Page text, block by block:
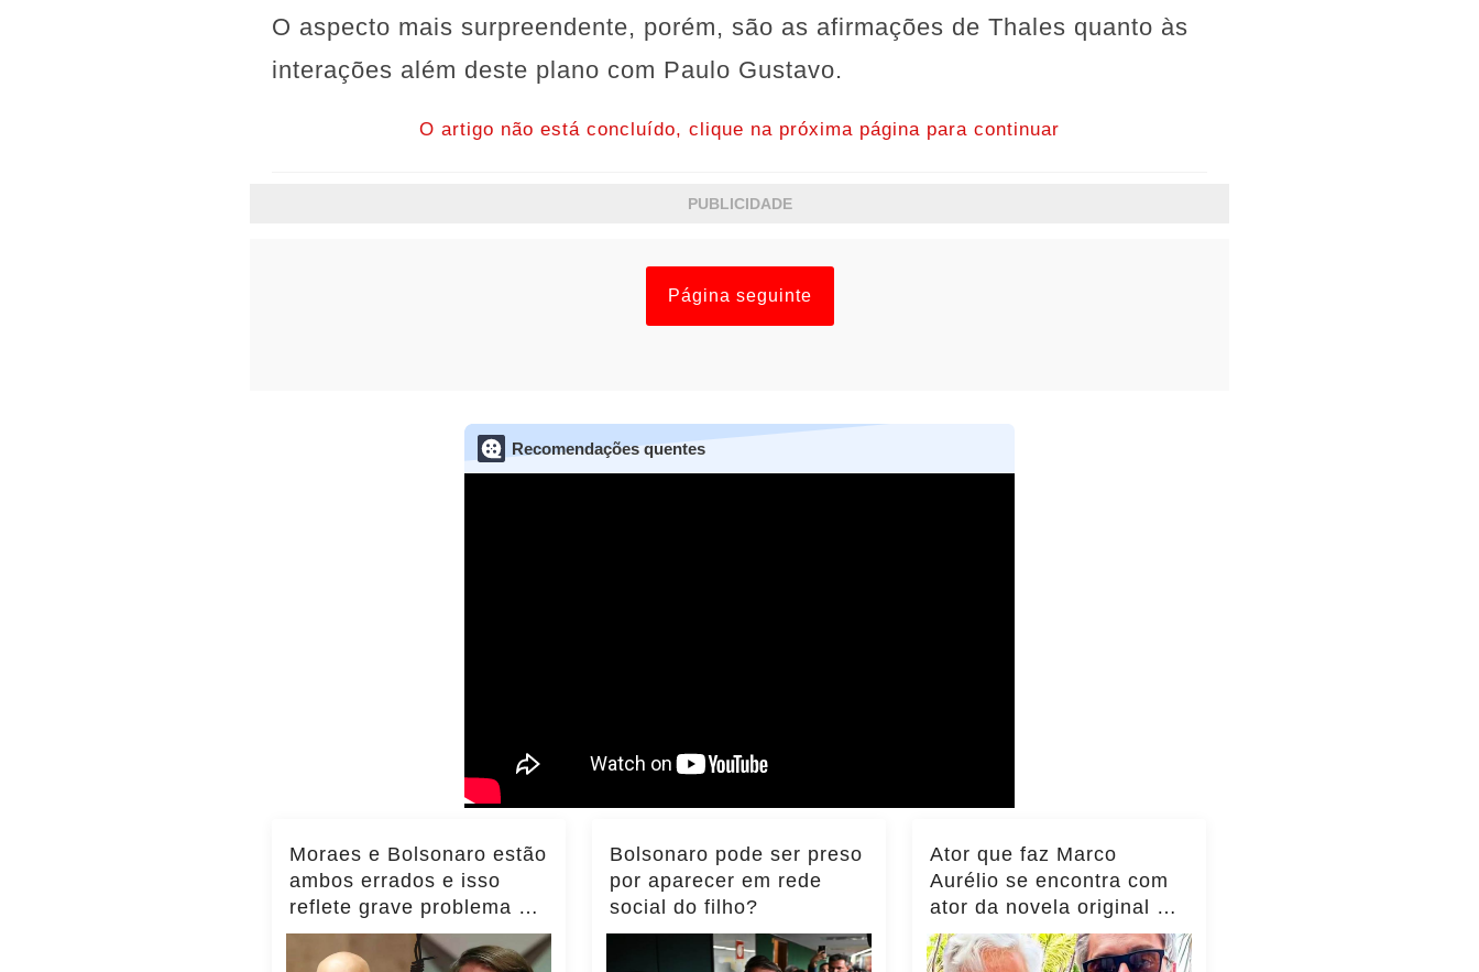
O aspecto mais surpreendente, porém, são as afirmações de Thales quanto às
interações além deste plano com Paulo Gustavo.
O artigo não está concluído, clique na próxima página para continuar
PUBLICIDADE
Página seguinte
Recomendações quentes
Moraes e Bolsonaro estão
ambos errados e isso
reflete grave problema do
Brasil, diz Transparência
Internacional
Bolsonaro pode ser preso
por aparecer em rede
social do filho?
Ator que faz Marco
Aurélio se encontra com
ator da novela original e
momento viraliza,
notícias!... ver mais